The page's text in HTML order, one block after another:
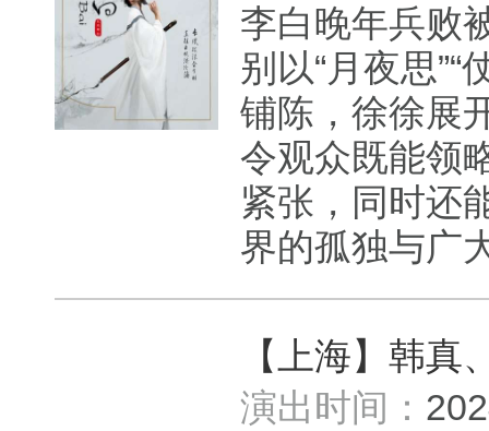
李白晚年兵败
别以“月夜思”“
铺陈，徐徐展
令观众既能领
紧张，同时还
界的孤独与广
【上海】韩
演出时间：